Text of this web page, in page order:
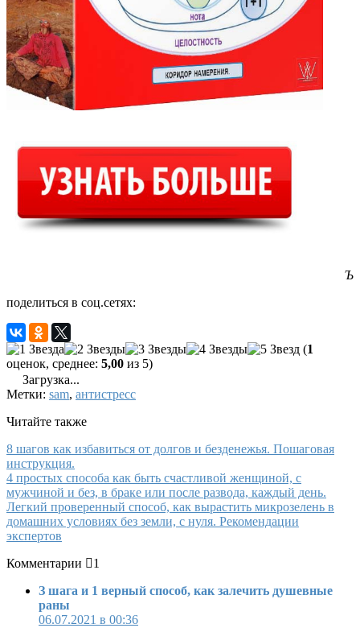
Ъ
поделиться в соц.сетях:
(1
оценок, среднее: 5,00 из 5)
Загрузка...
Метки: sam, антистресс
Читайте также
8 шагов как избавиться от долгов и безденежья. Пошаговая
инструкция.
4 простых способа как быть счастливой женщиной, с
мужчиной и без, в браке или после развода, каждый день.
Легкий проверенный способ, как вырастить микрозелень в
домашних условиях без земли, с нуля. Рекомендации
экспертов
Комментарии
1
З шага и 1 верный способ, как залечить душевные
раны
06.07.2021 в 00:36